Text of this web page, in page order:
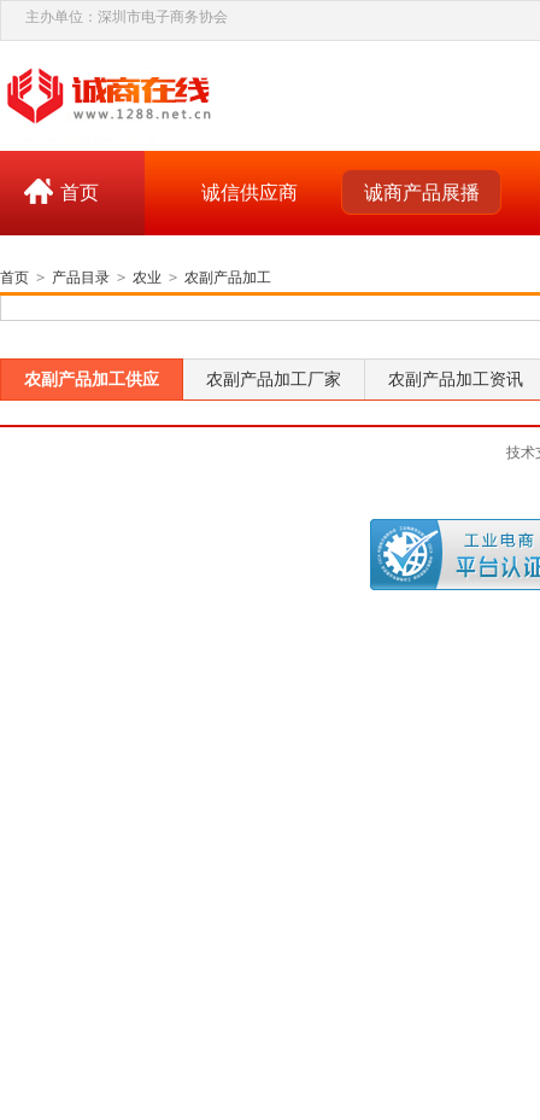
主办单位：深圳市电子商务协会
首页 诚信供应商 诚商产品展播
首页 > 产品目录 > 农业 > 农副产品加工
农副产品加工供应 农副产品加工厂家 农副产品加工资讯
技术